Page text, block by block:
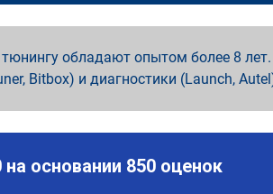
обладают опытом более 8
Bitbox) и диагностики (Launch,
основании 850 оценок